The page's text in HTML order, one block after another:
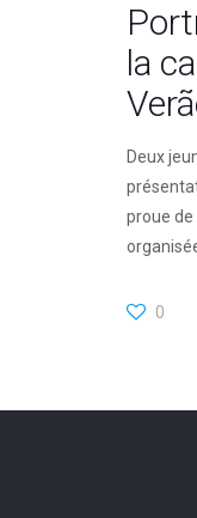
la
Deux
proue de
0